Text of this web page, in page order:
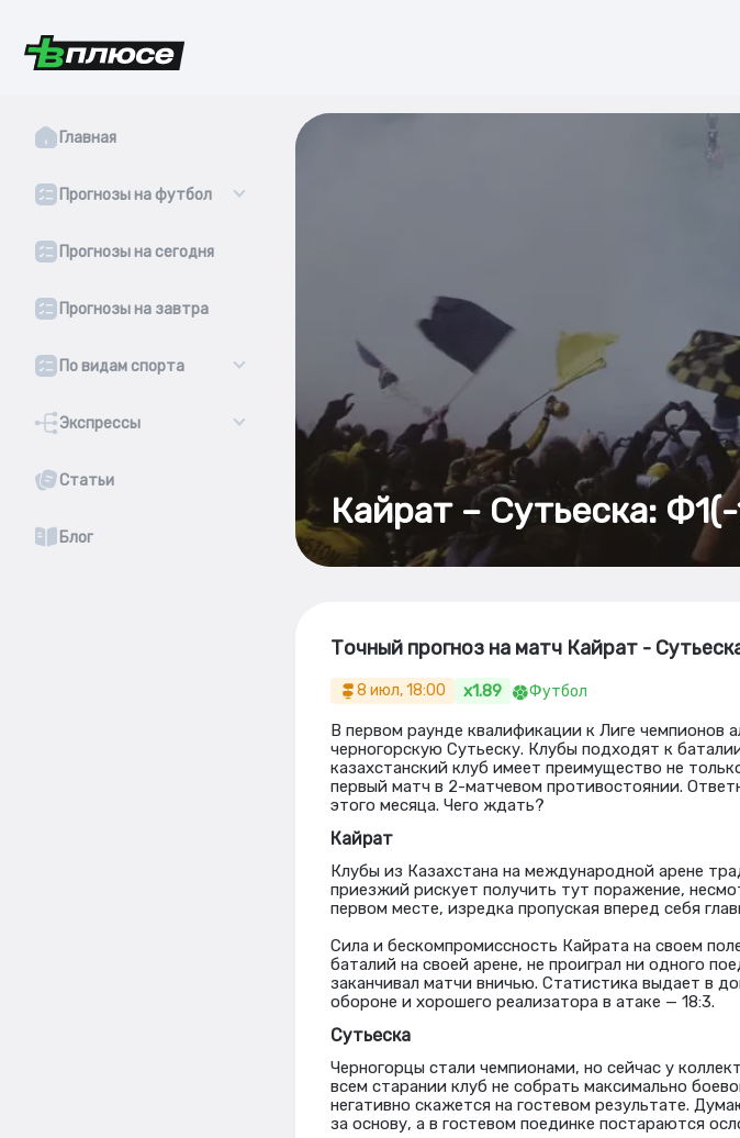
Главная
Прогнозы на футбол
Прогнозы на сегодня
Прогнозы на завтра
По видам спорта
Экспрессы
Статьи
Блог
Кайрат – Сутьеска:
Точный прогноз на матч Кайрат -
8 июл, 18:00 x1.89 Футбол
В первом раунде квалификации к Лиге чемпионов
черногорскую Сутьеску. Клубы подходят к
казахстанский клуб имеет преимущество не
первый матч в 2-матчевом противостоянии.
этого месяца. Чего ждать?
Кайрат
Клубы из Казахстана на международной арене
приезжий рискует получить тут поражение,
первом месте, изредка пропуская вперед себя
Сила и бескомпромиссность Кайрата на своем
баталий на своей арене, не проиграл ни одного
заканчивал матчи вничью. Статистика выдает в
обороне и хорошего реализатора в атаке — 18:3.
Сутьеска
Черногорцы стали чемпионами, но сейчас у
всем старании клуб не собрать максимально
негативно скажется на гостевом результате.
за основу, а в гостевом поединке постараются